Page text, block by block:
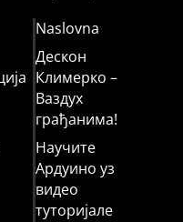
Naslovna
Дескон
Климерко –
Ваздух
грађанима!
Научите
Ардуино уз
видео
туторијале